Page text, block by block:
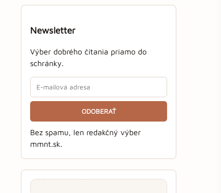
Newsletter
Výber dobrého čítania priamo do
schránky.
ODOBERAŤ
Bez spamu, len redakčný výber
mmnt.sk.